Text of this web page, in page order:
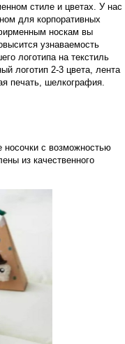
стиле и цветах. У нас
для корпоративных
носкам вы
узнаваемость
логотипа на текстиль
логотип 2-3 цвета, лента
печать, шелкография.
носочки с возможностью
из качественного